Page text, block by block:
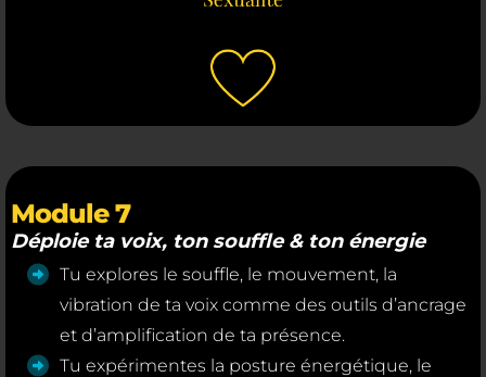
Module 7
Déploie ta voix, ton souffle & ton énergie
Tu explores le souffle, le mouvement, la
vibration de ta voix comme des outils d’ancrage
et d’amplification de ta présence.
Tu expérimentes la posture énergétique, le